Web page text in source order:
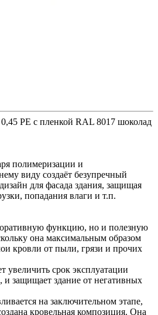
PE с пленкой RAL 8017 шоколад
полимеризации и
виду создаёт безупречный
для фасада здания, защищая
попадания влаги и т.п.
функцию, но и полезную
она максимальным образом
кровли от пыли, грязи и прочих
увеличить срок эксплуатации
защищает здание от негативных
на заключительном этапе,
кровельная композиция. Она